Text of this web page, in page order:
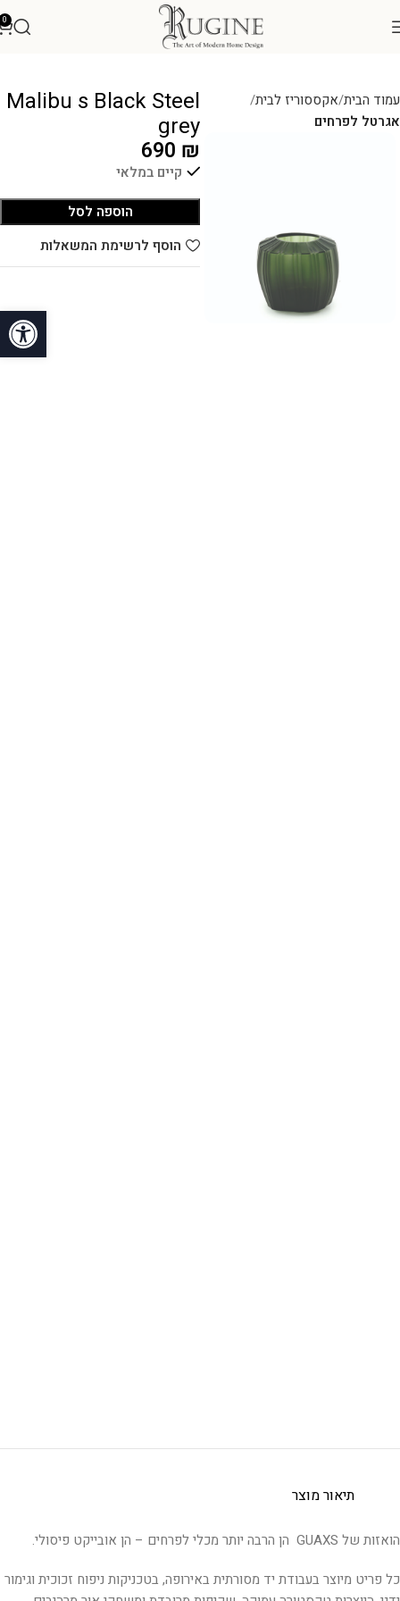
פתח
0
עמוד הבית אקססוריז לבית
אגרטל לפרחים
Malibu s Black Steel
grey
690 ₪
קיים במלאי
הוספה לסל
הוסף לרשימת המשאלות
תיאור מוצר
הואזות של GUAXS הן הרבה יותר מכלי לפרחים – הן אובייקט פיסולי.
כל פריט מיוצר בעבודת יד מסורתית באירופה, בטכניקות ניפוח זכוכית וגימור